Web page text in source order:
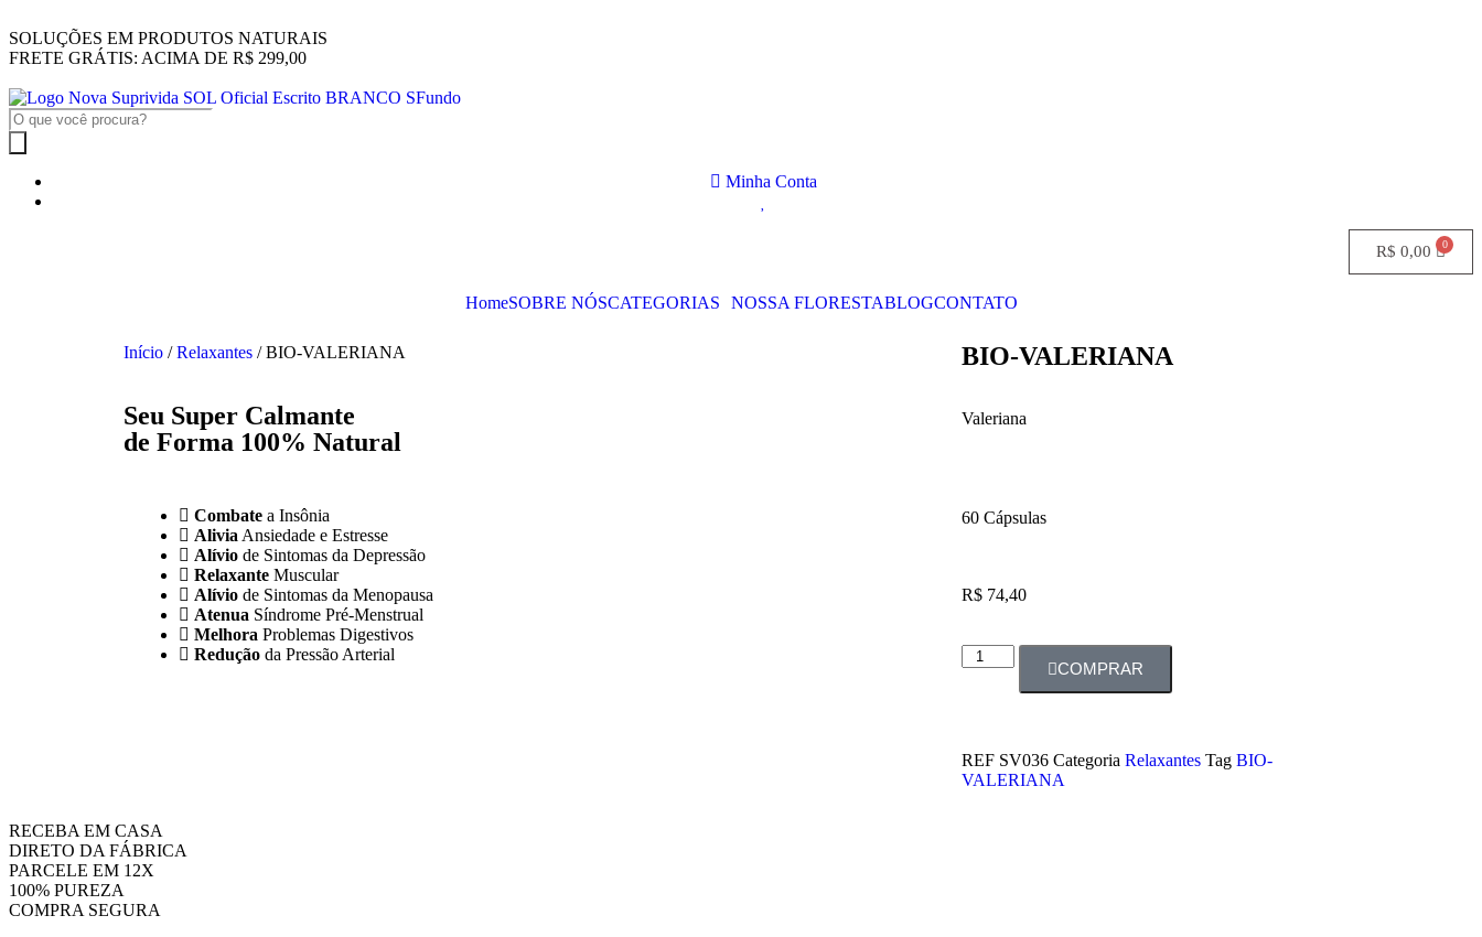
SOLUÇÕES EM PRODUTOS NATURAIS
FRETE GRÁTIS: ACIMA DE R$ 299,00
Minha Conta
R$ 0,00
HomeSOBRE NÓSCATEGORIAS NOSSA FLORESTABLOGCONTATO
Início /Relaxantes / BIO-VALERIANA
Seu Super Calmante
de Forma 100% Natural
Combate a Insônia
Alivia Ansiedade e Estresse
Alívio de Sintomas da Depressão
Relaxante Muscular
Alívio de Sintomas da Menopausa
Atenua Síndrome Pré-Menstrual
Melhora Problemas Digestivos
Redução da Pressão Arterial
BIO-VALERIANA
Valeriana
60 Cápsulas
R$74,40
COMPRAR
REF SV036 Categoria Relaxantes Tag BIO-
VALERIANA
RECEBA EM CASA
DIRETO DA FÁBRICA
PARCELE EM 12X
100% PUREZA
COMPRA SEGURA